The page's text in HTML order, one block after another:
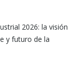
2026: la visión
y futuro de la